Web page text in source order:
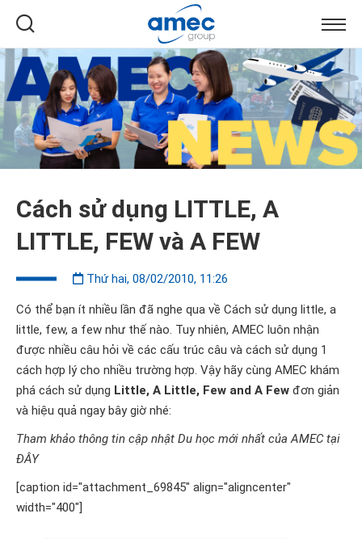
Cách sử dụng LITTLE, A
LITTLE, FEW và A FEW
Thứ hai, 08/02/2010, 11:26
Có thể bạn ít nhiều lần đã nghe qua về Cách sử dụng little, a
little, few, a few như thế nào. Tuy nhiên, AMEC luôn nhận
được nhiều câu hỏi về các cấu trúc câu và cách sử dụng 1
cách hợp lý cho nhiều trường hợp. Vậy hãy cùng AMEC khám
phá cách sử dụng Little, A Little, Few and A Few đơn giản
và hiệu quả ngay bây giờ nhé:
Tham khảo thông tin cập nhật Du học mới nhất của AMEC tại
ĐÂY
[caption id="attachment_69845" align="aligncenter"
width="400"]